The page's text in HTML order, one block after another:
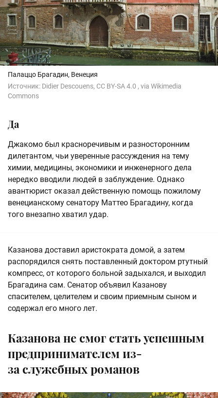
Палаццо Брагадин, Венеция
Источник: Didier Descouens, CC BY-SA 4.0 , via Wikimedia
Commons
Да
Джакомо был красноречивым и разносторонним
дилетантом, чьи уверенные рассуждения на тему
химии, медицины, экономики и инженерного дела
нередко вводили людей в заблуждение. Однако
авантюрист оказал действенную помощь пожилому
венецианскому сенатору Маттео Брагадину, когда
того внезапно хватил удар.
Казанова доставил аристократа домой, а затем
распорядился снять поставленный доктором ртутный
компресс, от которого больной задыхался, и выходил
Брагадина сам. Сенатор объявил Казанову
спасителем, целителем и своим приемным сыном и
содержал его много лет.
Казанова не смог стать успешным
предпринимателем из-
за служебных романов